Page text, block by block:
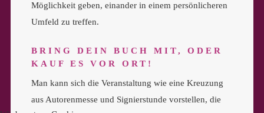
Möglichkeit geben, einander in einem persönlicheren
Umfeld zu treffen.
BRING DEIN BUCH MIT, ODER
KAUF ES VOR ORT!
Man kann sich die Veranstaltung wie eine Kreuzung
aus Autorenmesse und Signierstunde vorstellen, die